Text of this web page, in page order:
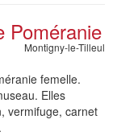
Poméranie
Montigny-le-Tilleul
femelle.
Elles
vermifuge, carnet